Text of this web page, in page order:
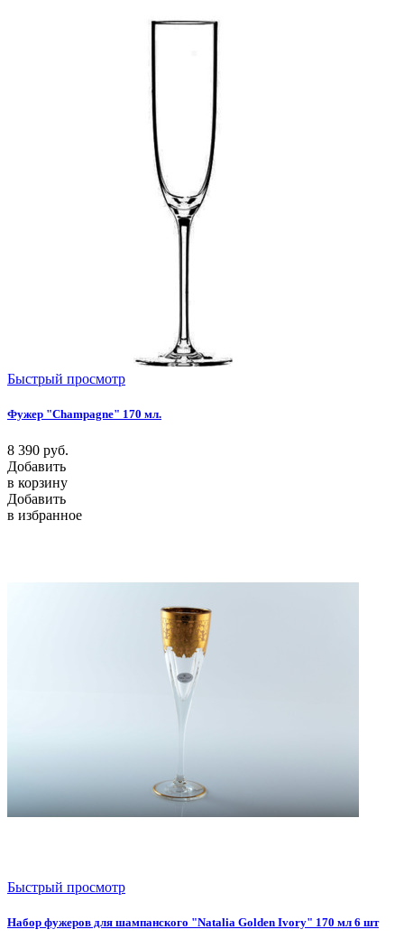
Быстрый просмотр
Фужер "Champagne" 170 мл.
8 390 руб.
Добавить
в корзину
Добавить
в избранное
Быстрый просмотр
Набор фужеров для шампанского "Natalia Golden Ivory" 170 мл 6 шт